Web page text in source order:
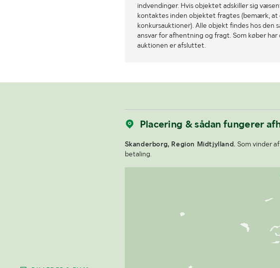
indvendinger. Hvis objektet adskiller sig
kontaktes inden objektet fragtes (bemærk,
konkursauktioner). Alle objekt findes hos den
ansvar for afhentning og fragt. Som køber
auktionen er afsluttet.
Placering & sådan fungerer
Skanderborg, Region Midtjylland. Som vinder
betaling.